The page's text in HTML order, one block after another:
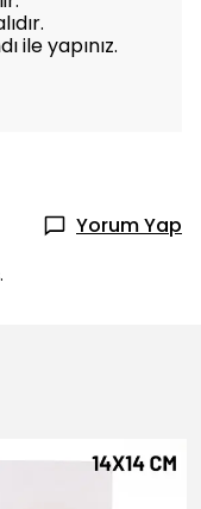
ile yapınız.
Yorum Yap